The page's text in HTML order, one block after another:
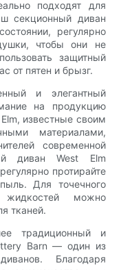
подходят для
секционный диван
регулярно
чтобы они не
защитный
от пятен и брызг.
и элегантный
на продукцию
известные своим
материалами,
современной
диван West Elm
протирайте
Для точечного
можно
тканей.
традиционный и
Barn — один из
Благодаря